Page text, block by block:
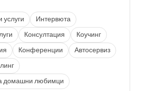
Интервюта
Консултация
Коучинг
Конференции
Автосервиз
домашни любимци